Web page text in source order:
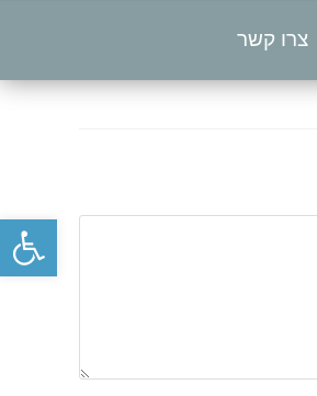
צרו קשר
פתח סרגל נגישות